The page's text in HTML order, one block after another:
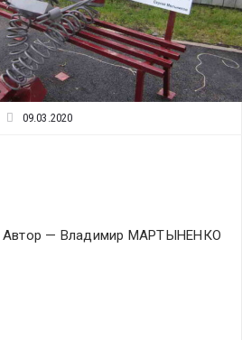
09.03.2020
Автор — Владимир МАРТЫНЕНКО